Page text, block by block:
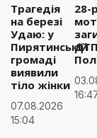
Трагедія
на березі
Удаю: у
Пирятинській
громаді
виявили
тіло жінки
07.08.2026
15:04
28-